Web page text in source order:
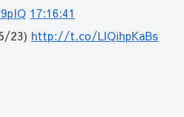
17:16:41
23) http://t.co/LlQihpKaBs